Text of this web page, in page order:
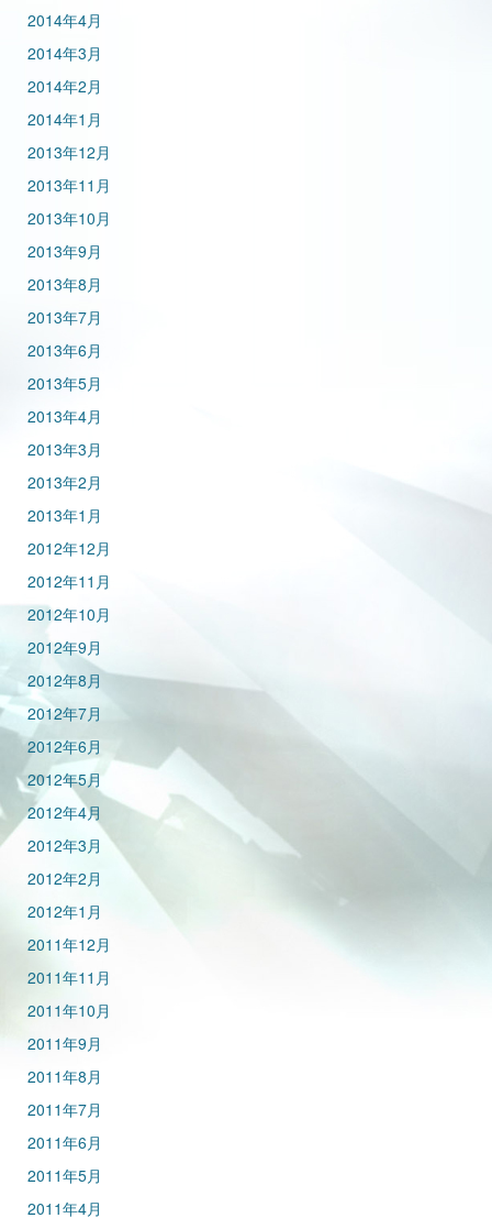
2014年4月
2014年3月
2014年2月
2014年1月
2013年12月
2013年11月
2013年10月
2013年9月
2013年8月
2013年7月
2013年6月
2013年5月
2013年4月
2013年3月
2013年2月
2013年1月
2012年12月
2012年11月
2012年10月
2012年9月
2012年8月
2012年7月
2012年6月
2012年5月
2012年4月
2012年3月
2012年2月
2012年1月
2011年12月
2011年11月
2011年10月
2011年9月
2011年8月
2011年7月
2011年6月
2011年5月
2011年4月